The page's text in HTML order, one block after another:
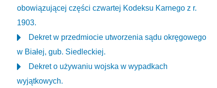
obowiązującej części czwartej Kodeksu Karnego z r.
1903.
Dekret w przedmiocie utworzenia sądu okręgowego
w Białej, gub. Siedleckiej.
Dekret o używaniu wojska w wypadkach
wyjątkowych.